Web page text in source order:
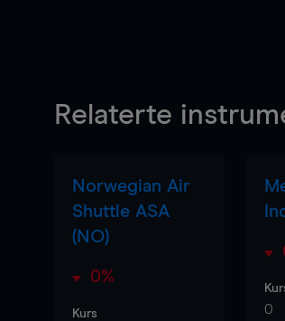
Relaterte
Norwegian Air
Shuttle ASA
(NO)
0%
Kurs 0